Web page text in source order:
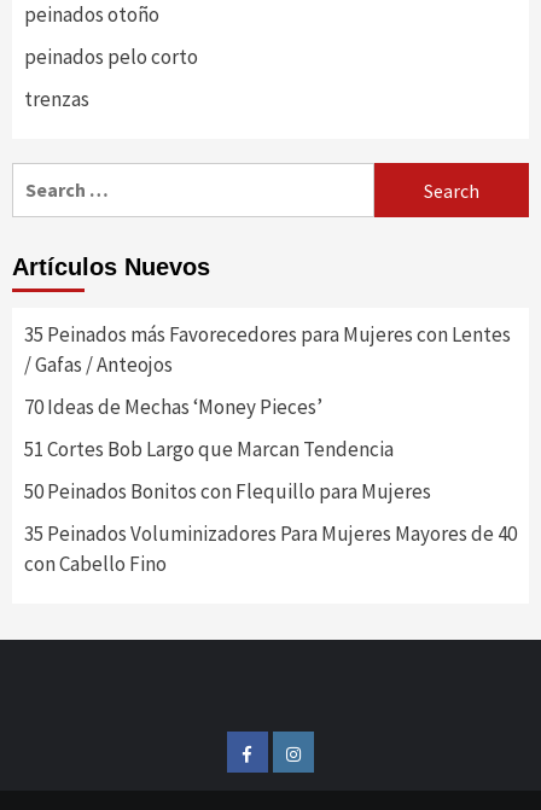
peinados otoño
peinados pelo corto
trenzas
Artículos Nuevos
35 Peinados más Favorecedores para Mujeres con Lentes
/ Gafas / Anteojos
70 Ideas de Mechas ‘Money Pieces’
51 Cortes Bob Largo que Marcan Tendencia
50 Peinados Bonitos con Flequillo para Mujeres
35 Peinados Voluminizadores Para Mujeres Mayores de 40
con Cabello Fino
FB IG